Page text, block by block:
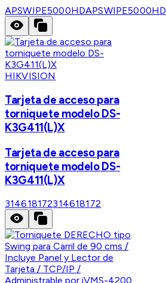
APSWIPE5000HDAPSWIPE5000HD
HIKVISION
Tarjeta de acceso para
torniquete modelo DS-
K3G411(L)X
Tarjeta de acceso para
torniquete modelo DS-
K3G411(L)X
314618172314618172